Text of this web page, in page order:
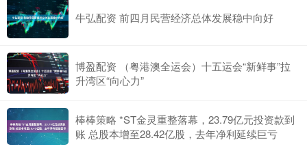
牛弘配资 前四月民营经济总体发展稳中向好
博盈配资 （粤港澳全运会）十五运会“新鲜事”拉
升湾区“向心力”
棒棒策略 *ST金灵重整落幕，23.79亿元投资款到
账 总股本增至28.42亿股，去年净利延续巨亏